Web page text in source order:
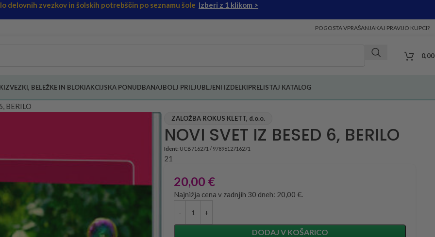
delovnih zvezkov in šolskih potrebščin po seznamu šole Izberi z 1 klikom >
POGOSTA VPRAŠANJAKAJ PRAVIJO KUPCI?
ZVEZKI, BELEŽKE IN BLOKIAKCIJSKA PONUDBANAJBOLJ PRILJUBLJENI IZDELKIPRELISTAJ KATALOG
BERILO
ZALOŽBA ROKUS KLETT, d.o.o.
NOVI SVET IZ BESED 6, BERILO
Ident: UCB716271 / 9789612716271
21
20,00 €
Najnižja cena v zadnjih 30 dneh: 20,00 €.
DODAJ V KOŠARICO